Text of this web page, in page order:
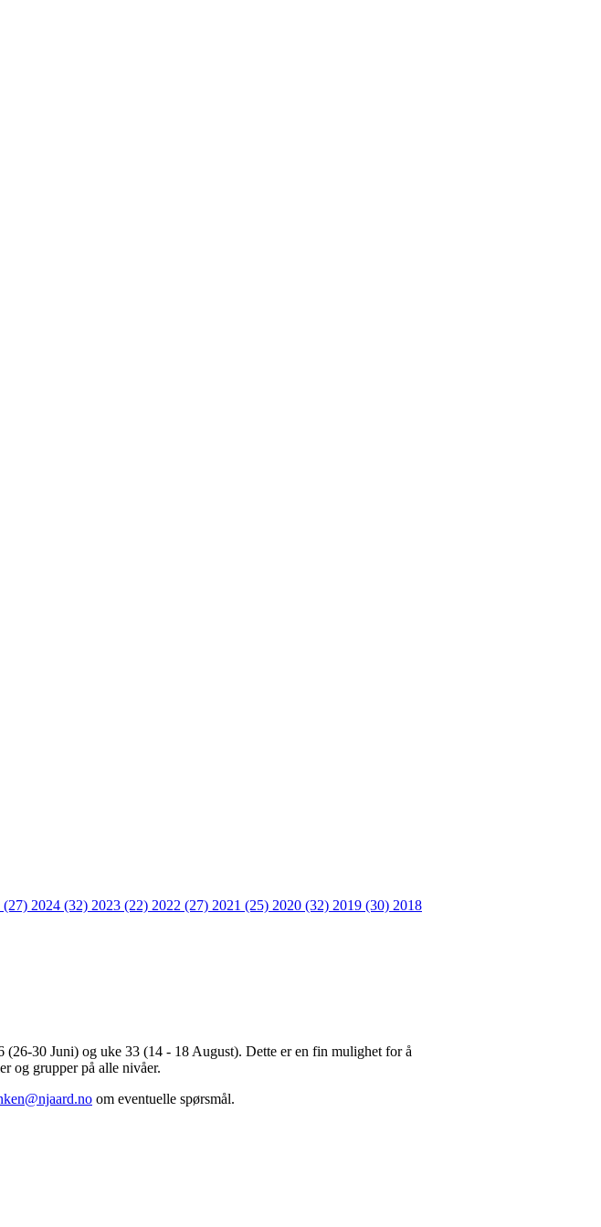
(27) 2024 (32) 2023 (22) 2022 (27) 2021 (25) 2020 (32) 2019 (30) 2018
30 Juni) og uke 33 (14 - 18 August). Dette er en fin mulighet for å
og grupper på alle nivåer.
om eventuelle spørsmål.